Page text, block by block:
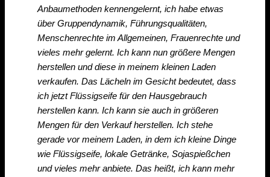
Anbaumethoden kennengelernt, ich habe etwas
über Gruppendynamik, Führungsqualitäten,
Menschenrechte im Allgemeinen, Frauenrechte und
vieles mehr gelernt. Ich kann nun größere Mengen
herstellen und diese in meinem kleinen Laden
verkaufen. Das Lächeln im Gesicht bedeutet, dass
ich jetzt Flüssigseife für den Hausgebrauch
herstellen kann. Ich kann sie auch in größeren
Mengen für den Verkauf herstellen. Ich stehe
gerade vor meinem Laden, in dem ich kleine Dinge
wie Flüssigseife, lokale Getränke, Sojaspießchen
und vieles mehr anbiete. Das heißt, ich kann mehr